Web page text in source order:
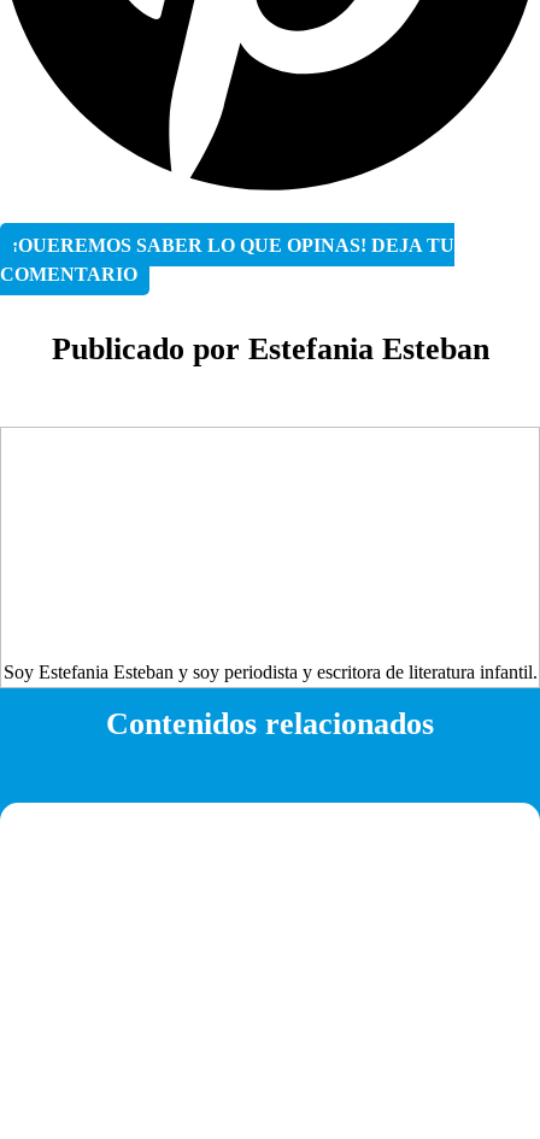
¡QUEREMOS SABER LO QUE OPINAS! DEJA TU
COMENTARIO
Publicado por Estefania Esteban
Soy Estefania Esteban y soy periodista y escritora de literatura infantil.
Contenidos relacionados